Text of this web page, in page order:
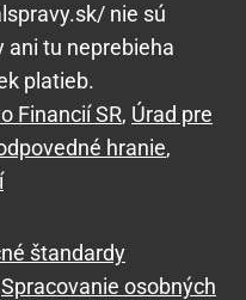
nie sú
ani tu neprebieha
platieb.
Financií SR, Úrad pre
hranie,
štandardy
Spracovanie osobných